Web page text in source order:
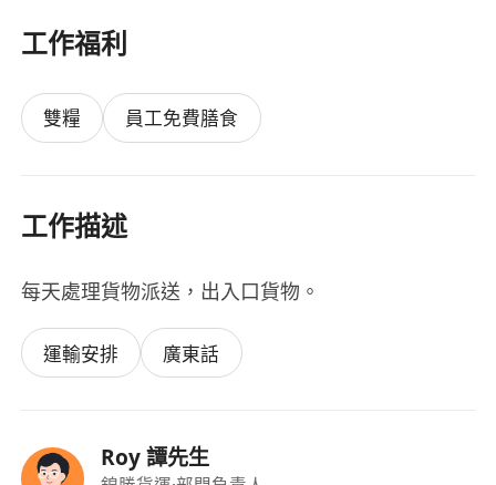
工作福利
雙糧 員工免費膳食
工作描述
每天處理貨物派送，出入口貨物。
運輸安排 廣東話
Roy 譚先生